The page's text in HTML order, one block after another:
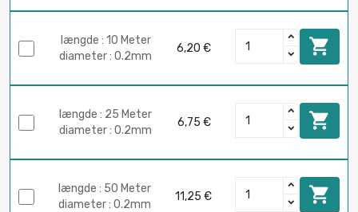
længde : 10 Meter
diameter : 0.2mm
6,20 € 
længde : 25 Meter
diameter : 0.2mm
6,75 € 
længde : 50 Meter
diameter : 0.2mm
11,25 € 